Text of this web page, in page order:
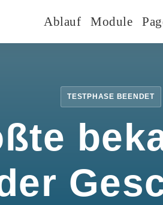
Ablauf Module
TESTPHASE BEENDET